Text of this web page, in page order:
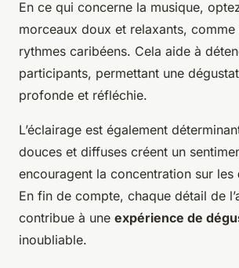
En ce qui concerne la musique,
morceaux doux et relaxants,
rythmes caribéens. Cela aide à
participants, permettant une
profonde et réfléchie.
L’éclairage est également
douces et diffuses créent un
encouragent la concentration sur les
En fin de compte, chaque détail de
contribue à une expérience de
inoubliable.